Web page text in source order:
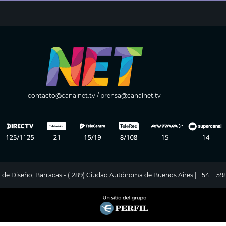
contacto@canalnet.tv/ prensa@canalnet.tv
Diseño, Barracas - (1289) Ciudad Autónoma de Buenos Aires | +54 11